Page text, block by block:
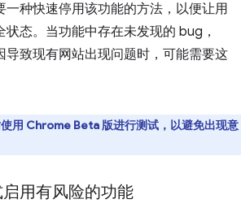
一种快速停用该功能的方法，以便让用
状态。当功能中存在未发现的 bug，
导致现有网站出现问题时，可能需要这
用 Chrome Beta 版进行测试，以避免出现意
用有风险的功能